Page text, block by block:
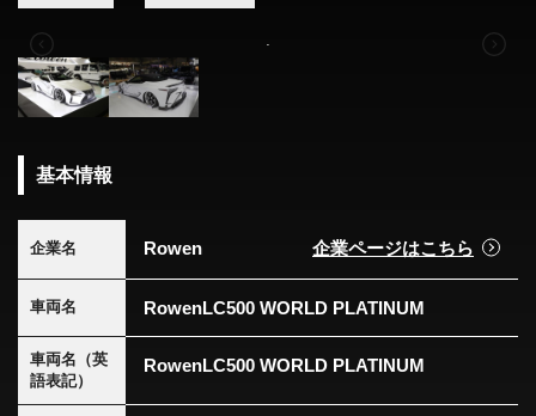
基本情報
企業名 Rowen 企業ページはこちら
車両名 RowenLC500 WORLD PLATINUM
車両名（英
語表記）
RowenLC500 WORLD PLATINUM